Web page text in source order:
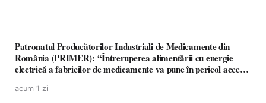
Patronatul Producătorilor Industriali de Medicamente din
România (PRIMER): “Întreruperea alimentării cu energie
electrică a fabricilor de medicamente va pune în pericol accesul
acum 1 zi